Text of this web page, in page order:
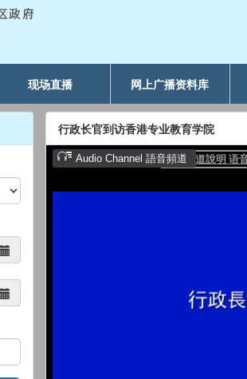
现场直播 网上广播资料库
行政长官到访香港专业教育学院